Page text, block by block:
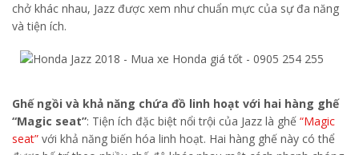
chở khác nhau, Jazz được xem như chuẩn mực của sự đa năng
và tiện ích.
Ghế ngồi và khả năng chứa đồ linh hoạt với hai hàng ghế
“Magic seat”: Tiện ích đặc biệt nổi trội của Jazz là ghế “Magic
seat” với khả năng biến hóa linh hoạt. Hai hàng ghế này có thể